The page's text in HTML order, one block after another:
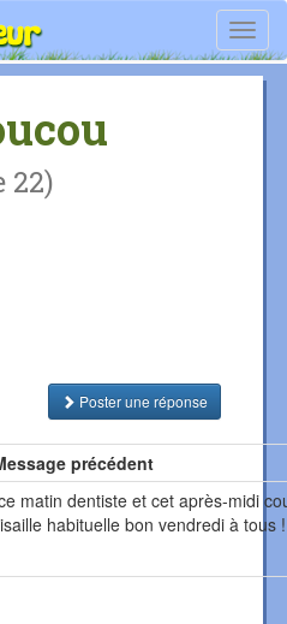
22)
Poster une réponse
précédent
matin dentiste et cet après-midi
habituelle bon vendredi à tous !